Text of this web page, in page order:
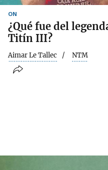
ON
¿Qué fue del
Titín III?
Aimar Le Tallec NTM